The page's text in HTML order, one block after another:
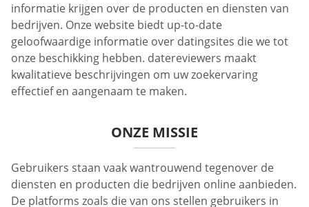
informatie krijgen over de producten en diensten van
bedrijven. Onze website biedt up-to-date
geloofwaardige informatie over datingsites die we tot
onze beschikking hebben. datereviewers maakt
kwalitatieve beschrijvingen om uw zoekervaring
effectief en aangenaam te maken.
ONZE MISSIE
Gebruikers staan vaak wantrouwend tegenover de
diensten en producten die bedrijven online aanbieden.
De platforms zoals die van ons stellen gebruikers in